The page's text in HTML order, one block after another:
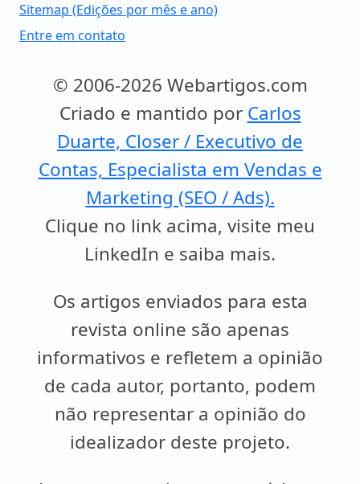
Sitemap (Edições por mês e ano)
Entre em contato
© 2006-2026 Webartigos.com
Criado e mantido por Carlos
Duarte, Closer / Executivo de
Contas, Especialista em Vendas e
Marketing (SEO / Ads).
Clique no link acima, visite meu
LinkedIn e saiba mais.
Os artigos enviados para esta
revista online são apenas
informativos e refletem a opinião
de cada autor, portanto, podem
não representar a opinião do
idealizador deste projeto.